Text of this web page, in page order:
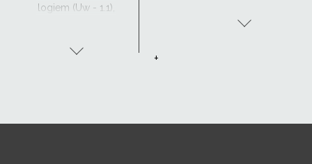
logiem (Uw - 1.1),
cenu.
+